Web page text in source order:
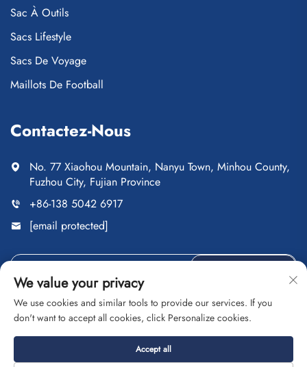
Sac À Outils
Sacs Lifestyle
Sacs De Voyage
Maillots De Football
Contactez-Nous
No. 77 Xiaohou Mountain, Nanyu Town, Minhou County,
Fuzhou City, Fujian Province
+86-138 5042 6917
[email protected]
Droits d'auteur © Fuzhou Saipulang Trading Co., Ltd. Tous
Politique de confidentialité
We value your privacy
We use cookies and similar tools to provide our services. If you
don't want to accept all cookies, click Personalize cookies.
Accept all